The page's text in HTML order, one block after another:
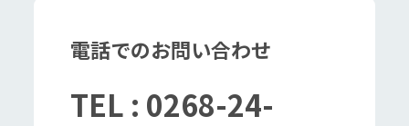
電話でのお問い合わせ
TEL : 0268-24-